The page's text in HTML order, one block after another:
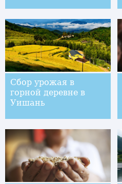
Сбор урожая в
горной деревне в
Уишань